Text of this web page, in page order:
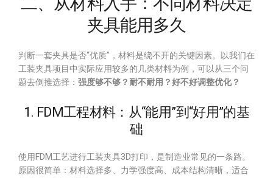
夹具能用多久
判断一套夹具是否“优质”，材料是绕不开的关键因素。以我们在
工装夹具项目中实际应用较多的几类材料为例，可以从三个问
题去倒推选择： 强度够不够？耐不耐用？好不好调整优化？
1. FDM工程材料：从“能用”到“好用”的基
础
使用FDM工艺进行工装夹具3D打印，是制造业常见的一条路。
原因很简单：材料选择多、力学强度高、成本结构清晰，适合